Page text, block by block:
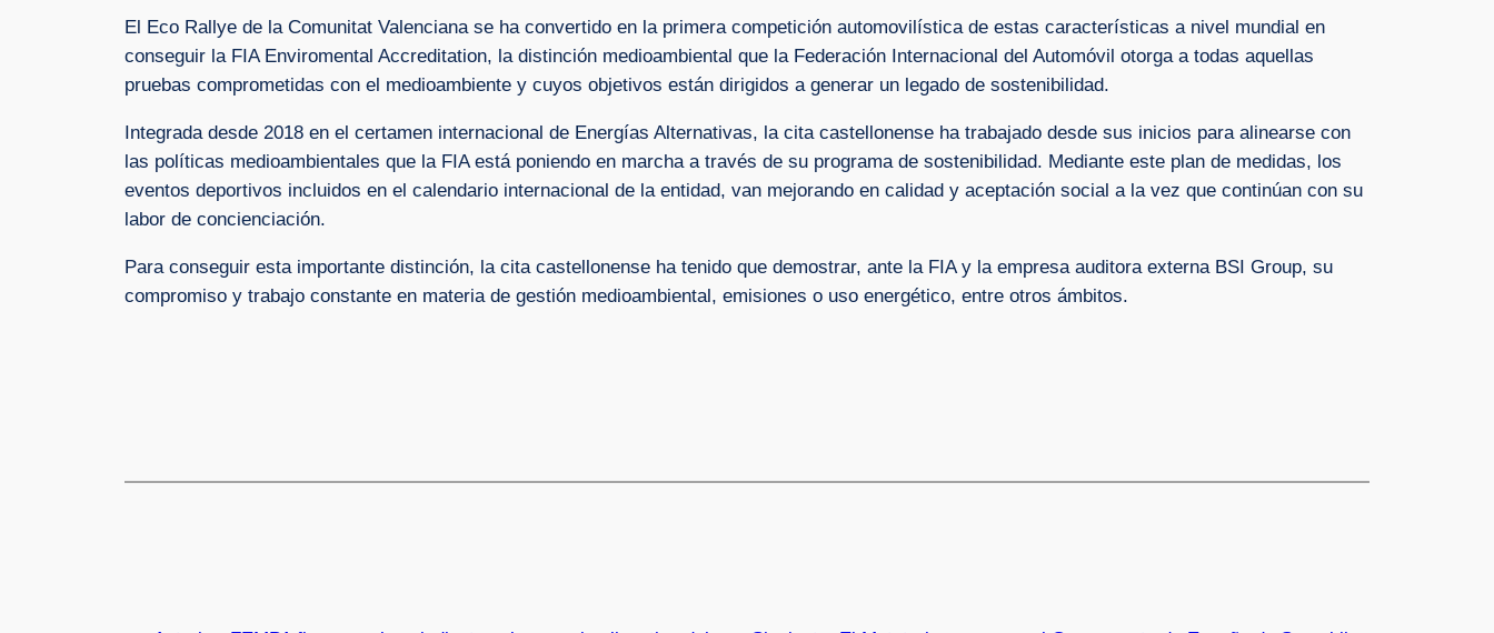
El Eco Rallye de la Comunitat Valenciana se ha convertido en la primera competición automovilística de estas características a nivel mundial en
conseguir la FIA Enviromental Accreditation, la distinción medioambiental que la Federación Internacional del Automóvil otorga a todas aquellas
pruebas comprometidas con el medioambiente y cuyos objetivos están dirigidos a generar un legado de sostenibilidad.
Integrada desde 2018 en el certamen internacional de Energías Alternativas, la cita castellonense ha trabajado desde sus inicios para alinearse con
las políticas medioambientales que la FIA está poniendo en marcha a través de su programa de sostenibilidad. Mediante este plan de medidas, los
eventos deportivos incluidos en el calendario internacional de la entidad, van mejorando en calidad y aceptación social a la vez que continúan con su
labor de concienciación.
Para conseguir esta importante distinción, la cita castellonense ha tenido que demostrar, ante la FIA y la empresa auditora externa BSI Group, su
compromiso y trabajo constante en materia de gestión medioambiental, emisiones o uso energético, entre otros ámbitos.